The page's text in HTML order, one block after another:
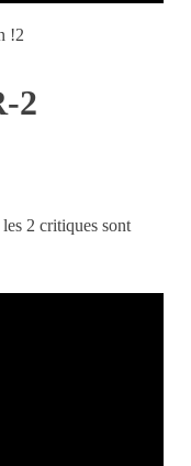
!2
2
2 critiques sont